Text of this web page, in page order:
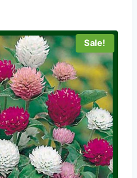
Sale!